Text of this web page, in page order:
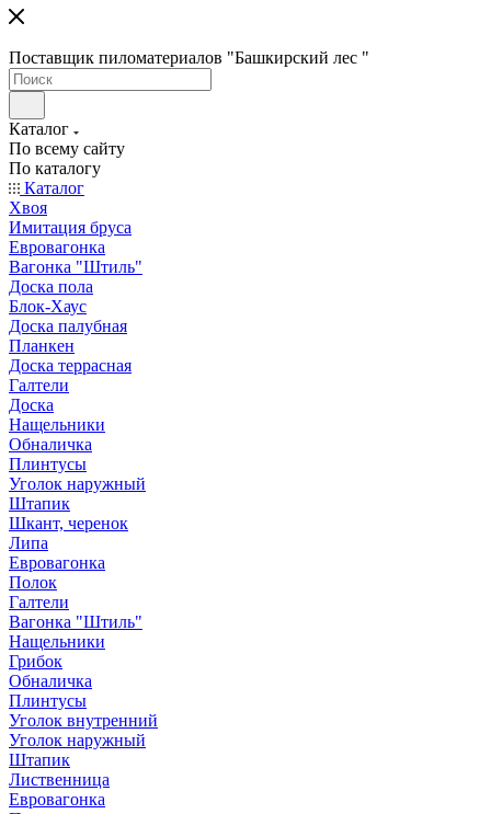
Поставщик пиломатериалов "Башкирский лес "
Каталог
По всему сайту
По каталогу
Каталог
Хвоя
Имитация бруса
Евровагонка
Вагонка "Штиль"
Доска пола
Блок-Хаус
Доска палубная
Планкен
Доска террасная
Галтели
Доска
Нащельники
Обналичка
Плинтусы
Уголок наружный
Штапик
Шкант, черенок
Липа
Евровагонка
Полок
Галтели
Вагонка "Штиль"
Нащельники
Грибок
Обналичка
Плинтусы
Уголок внутренний
Уголок наружный
Штапик
Лиственница
Евровагонка